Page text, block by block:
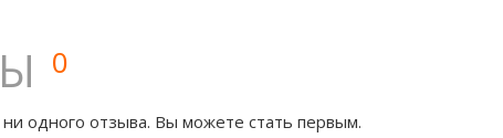
0
ни одного отзыва. Вы можете стать первым.